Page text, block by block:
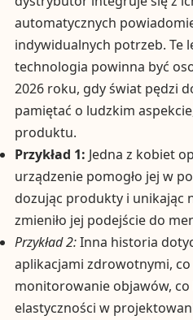
automatycznych
indywidualnych potrzeb. Te
technologia powinna być
2026 roku, gdy świat pędzi
pamiętać o ludzkim
produktu.
Przykład 1: Jedna z kobiet
urządzenie pomogło jej w
dozując produkty i unikając
zmieniło jej podejście do
Przykład 2:Inna historia
aplikacjami zdrowotnymi, co
monitorowanie objawów, co
elastyczności w